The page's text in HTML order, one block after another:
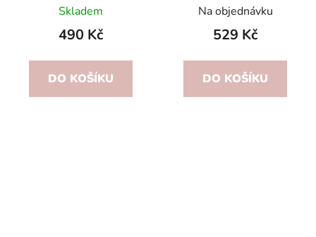
Skladem
490 Kč
DO KOŠÍKU
Na objednávku
529 Kč
DO KOŠÍKU